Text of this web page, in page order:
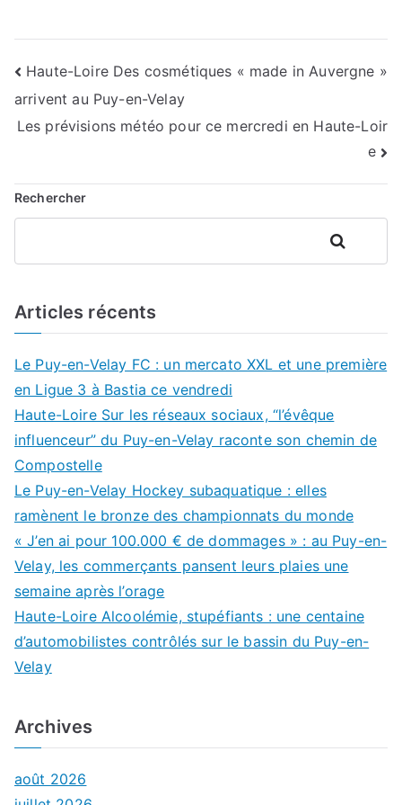
Navigation
de
Haute-Loire Des cosmétiques « made in Auvergne »
arrivent au Puy-en-Velay
Les prévisions météo pour ce mercredi en Haute-Loir
e
Rechercher
Rechercher
Articles récents
Le Puy-en-Velay FC : un mercato XXL et une première
en Ligue 3 à Bastia ce vendredi
Haute-Loire Sur les réseaux sociaux, “l’évêque
influenceur” du Puy-en-Velay raconte son chemin de
Compostelle
Le Puy-en-Velay Hockey subaquatique : elles
ramènent le bronze des championnats du monde
« J’en ai pour 100.000 € de dommages » : au Puy-en-
Velay, les commerçants pansent leurs plaies une
semaine après l’orage
Haute-Loire Alcoolémie, stupéfiants : une centaine
d’automobilistes contrôlés sur le bassin du Puy-en-
Velay
Archives
août 2026